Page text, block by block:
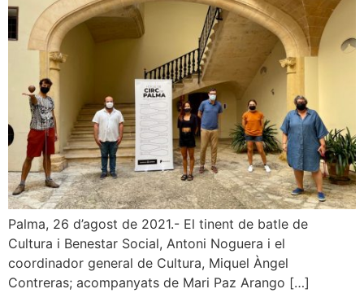
Palma, 26 d’agost de 2021.- El tinent de batle de
Cultura i Benestar Social, Antoni Noguera i el
coordinador general de Cultura, Miquel Àngel
Contreras; acompanyats de Mari Paz Arango […]